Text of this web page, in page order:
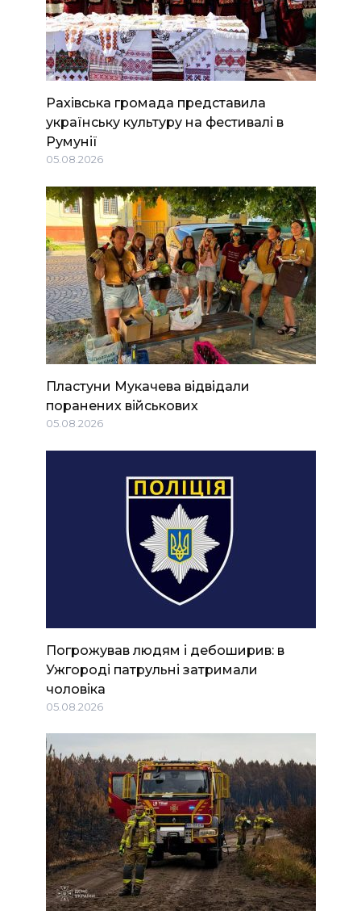
Рахівська громада представила
українську культуру на фестивалі в
Румунії
05.08.2026
Пластуни Мукачева відвідали
поранених військових
05.08.2026
Погрожував людям і дебоширив: в
Ужгороді патрульні затримали
чоловіка
05.08.2026